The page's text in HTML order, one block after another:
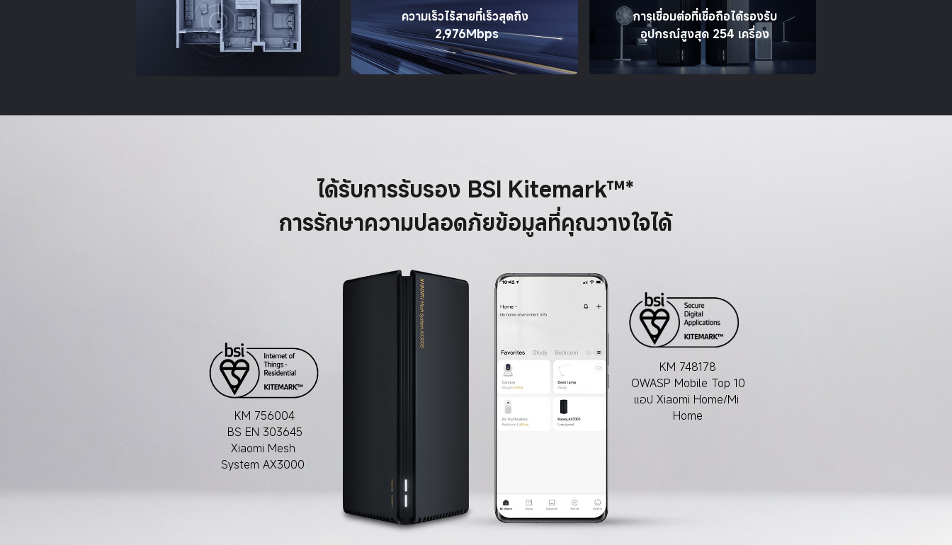
ความเร็วไร้สายที่เร็วสุดถึง
2,976Mbps
การเชื่อมต่อที่เชื่อถือได้รองรับ
อุปกรณ์สูงสุด 254 เครื่อง
ได้รับการรับรอง BSI Kitemark™*
การรักษาความปลอดภัยข้อมูลที่คุณวางใจได้
KM 756004
BS EN 303645
Xiaomi Mesh
System AX3000
KM 748178
OWASP Mobile Top 10
แอป Xiaomi Home/Mi
Home